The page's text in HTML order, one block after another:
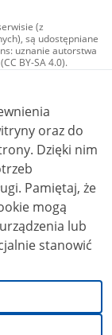
(z
są udostępniane
uznanie autorstwa
BY-SA 4.0).
materiały
licencji typu
użycie
4.0 (CC BY-
inaczej.
oraz do
nim
że
mogą
lub
stanowić